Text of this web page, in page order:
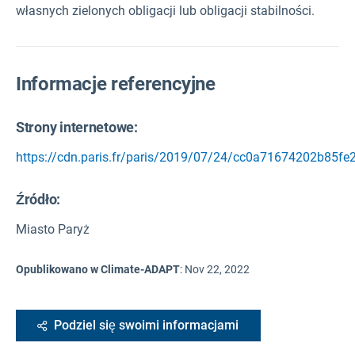
własnych zielonych obligacji lub obligacji stabilności.
Informacje referencyjne
Strony internetowe:
https://cdn.paris.fr/paris/2019/07/24/
Źródło:
Miasto Paryż
Opublikowano w Climate-ADAPT: Nov 22, 2022
Podziel się swoimi informacjami